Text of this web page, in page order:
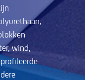
wind,